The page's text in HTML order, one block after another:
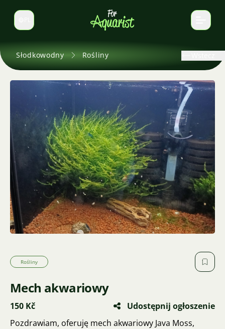
Zmień język
Słodkowodny Rośliny
Rośliny
Mech akwariowy
150 Kč
Udostępnij ogłoszenie
Pozdrawiam, oferuję mech akwariowy Java Moss,